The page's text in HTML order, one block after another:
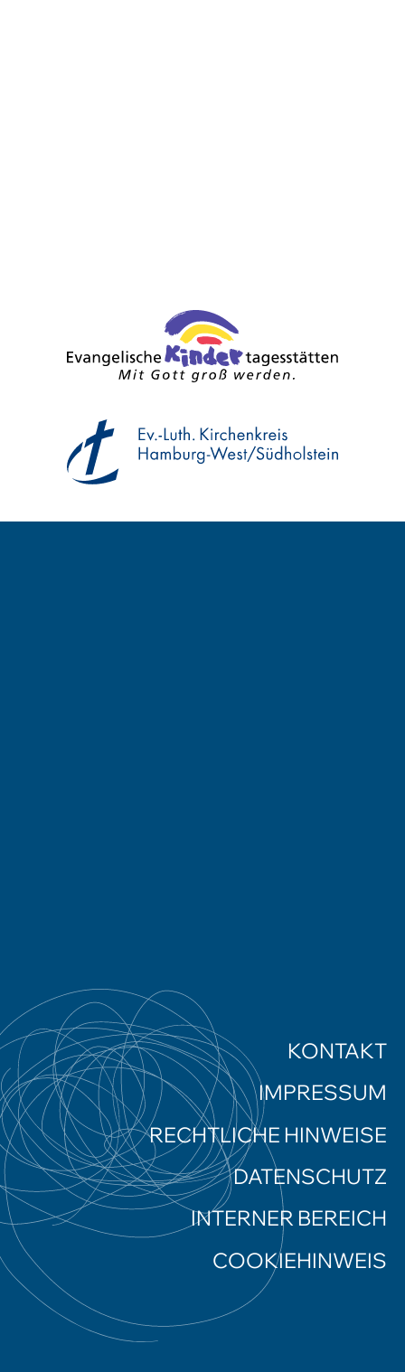
KONTAKT
IMPRESSUM
RECHTLICHE HINWEISE
DATENSCHUTZ
INTERNER BEREICH
COOKIEHINWEIS